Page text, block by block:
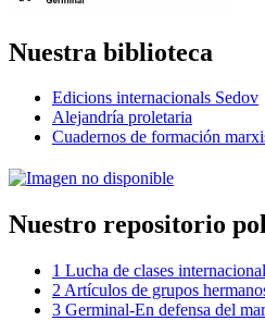
Nuestra biblioteca
Edicions internacionals Sedov
Alejandría proletaria
Cuadernos de formación
Nuestro repositorio
1 Lucha de clases
2 Artículos de grupos
3 Germinal-En defensa del